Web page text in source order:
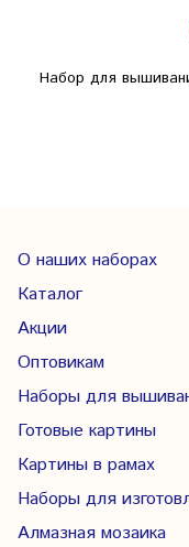
Набор для
О наших наборах
Каталог
Акции
Оптовикам
Наборы для
Готовые картины
Картины в рамах
Наборы для
Алмазная мозаика